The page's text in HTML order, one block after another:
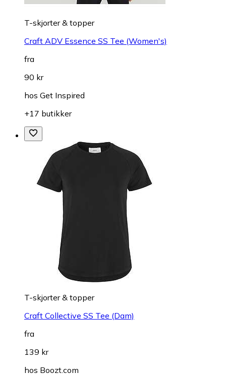
T-skjorter & topper
Craft ADV Essence SS Tee (Women's)
fra
90 kr
hos Get Inspired
+17 butikker
T-skjorter & topper
Craft Collective SS Tee (Dam)
fra
139 kr
hos Boozt.com